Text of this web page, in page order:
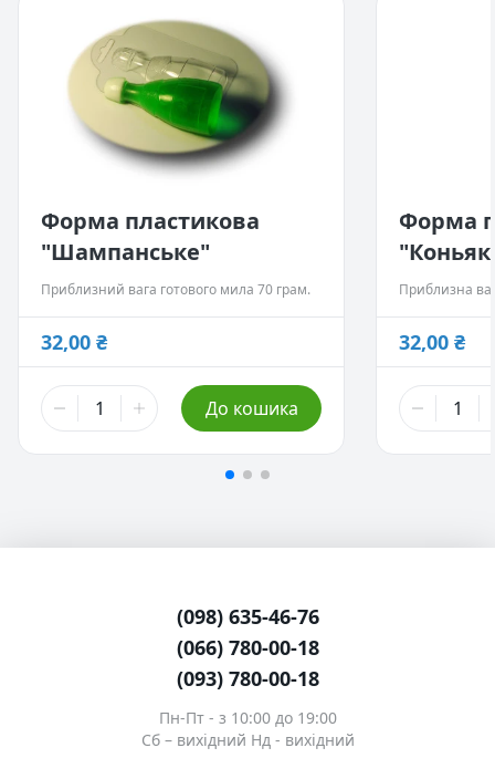
Форма пластикова
"Шампанське"
Приблизний вага готового мила 70 грам.
32,00 ₴
До кошика
Форма
"Коньяк
Приблизна
32,00 ₴
(098) 635-46-76
(066) 780-00-18
(093) 780-00-18
Пн-Пт - з 10:00 до 19:00
Сб – вихідний Нд - вихідний